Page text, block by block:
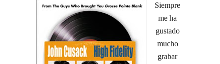
Siempre
me ha
gustado
mucho
grabar